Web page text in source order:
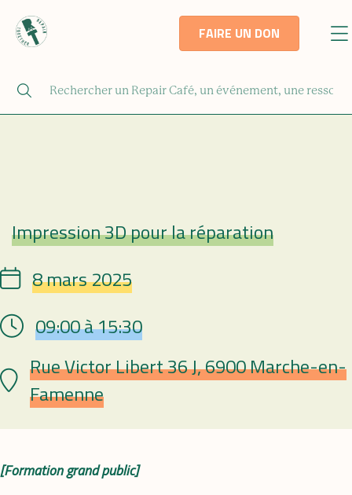
FAIRE UN DON
Repair Café
Impression 3D pour la réparation
Date 8 mars 2025
Hour 09:00 à 15:30
Lieu Rue Victor Libert 36 J, 6900 Marche-en-
Famenne
[Formation grand public]